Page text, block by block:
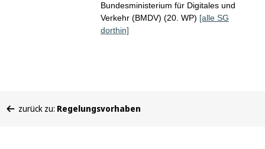
Bundesministerium für Digitales und
Verkehr (BMDV) (20. WP) [alle SG
dorthin]
befinden
zurück zu: Regelungsvorhaben